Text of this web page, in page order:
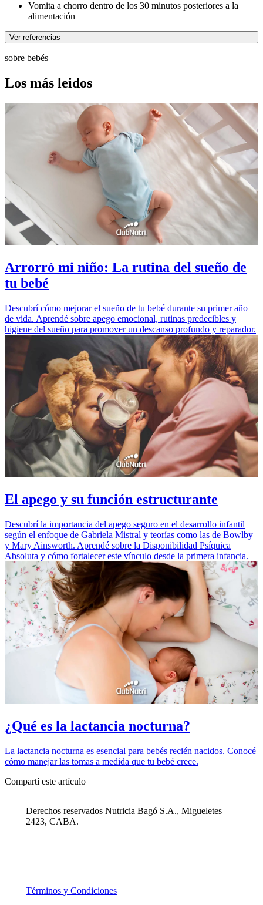
Vomita a chorro dentro de los 30 minutos posteriores a la
alimentación
Ver referencias
sobre bebés
Los más leidos
Arrorró mi niño: La rutina del sueño de
tu bebé
Descubrí cómo mejorar el sueño de tu bebé durante su primer año
de vida. Aprendé sobre apego emocional, rutinas predecibles y
higiene del sueño para promover un descanso profundo y reparador.
El apego y su función estructurante
Descubrí la importancia del apego seguro en el desarrollo infantil
según el enfoque de Gabriela Mistral y teorías como las de Bowlby
y Mary Ainsworth. Aprendé sobre la Disponibilidad Psíquica
Absoluta y cómo fortalecer este vínculo desde la primera infancia.
¿Qué es la lactancia nocturna?
La lactancia nocturna es esencial para bebés recién nacidos. Conocé
cómo manejar las tomas a medida que tu bebé crece.
Compartí este artículo
Derechos reservados Nutricia Bagó S.A., Migueletes
2423, CABA.
Términos y Condiciones